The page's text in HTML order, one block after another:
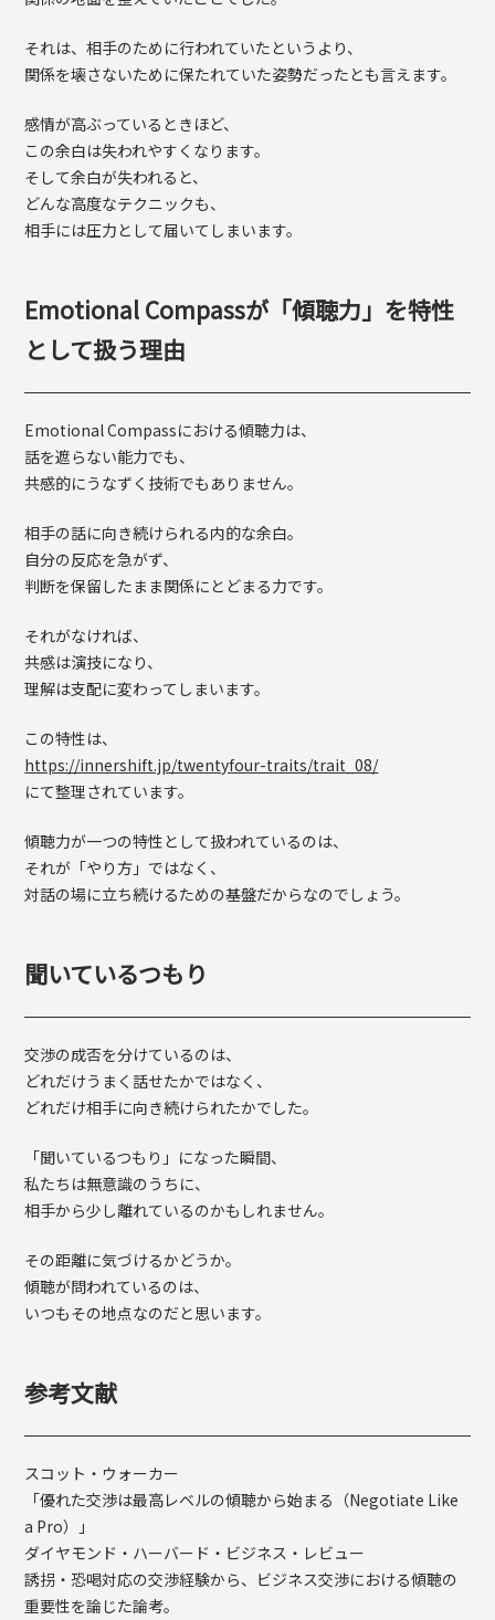
それは、相手のために行われていたというより、
関係を壊さないために保たれていた姿勢だったとも言えます。
感情が高ぶっているときほど、
この余白は失われやすくなります。
そして余白が失われると、
どんな高度なテクニックも、
相手には圧力として届いてしまいます。
Emotional Compassが「傾聴力」を特性
として扱う理由
Emotional Compassにおける傾聴力は、
話を遮らない能力でも、
共感的にうなずく技術でもありません。
相手の話に向き続けられる内的な余白。
自分の反応を急がず、
判断を保留したまま関係にとどまる力です。
それがなければ、
共感は演技になり、
理解は支配に変わってしまいます。
この特性は、
https://innershift.jp/twentyfour-traits/trait_08/
にて整理されています。
傾聴力が一つの特性として扱われているのは、
それが「やり方」ではなく、
対話の場に立ち続けるための基盤だからなのでしょう。
聞いているつもり
交渉の成否を分けているのは、
どれだけうまく話せたかではなく、
どれだけ相手に向き続けられたかでした。
「聞いているつもり」になった瞬間、
私たちは無意識のうちに、
相手から少し離れているのかもしれません。
その距離に気づけるかどうか。
傾聴が問われているのは、
いつもその地点なのだと思います。
参考文献
スコット・ウォーカー
「優れた交渉は最高レベルの傾聴から始まる（Negotiate Like
a Pro）」
ダイヤモンド・ハーバード・ビジネス・レビュー
誘拐・恐喝対応の交渉経験から、ビジネス交渉における傾聴の
重要性を論じた論考。